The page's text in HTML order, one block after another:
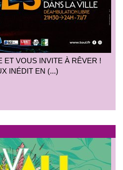
ET VOUS INVITE À RÊVER !
INÉDIT EN (...)